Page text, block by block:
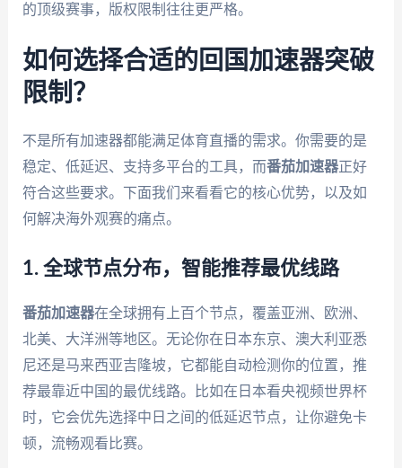
的顶级赛事，版权限制往往更严格。
如何选择合适的回国加速器突破
限制？
不是所有加速器都能满足体育直播的需求。你需要的是
稳定、低延迟、支持多平台的工具，而番茄加速器正好
符合这些要求。下面我们来看看它的核心优势，以及如
何解决海外观赛的痛点。
1. 全球节点分布，智能推荐最优线路
番茄加速器在全球拥有上百个节点，覆盖亚洲、欧洲、
北美、大洋洲等地区。无论你在日本东京、澳大利亚悉
尼还是马来西亚吉隆坡，它都能自动检测你的位置，推
荐最靠近中国的最优线路。比如在日本看央视频世界杯
时，它会优先选择中日之间的低延迟节点，让你避免卡
顿，流畅观看比赛。